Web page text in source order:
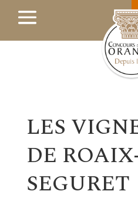
LES
DE
SEGURET